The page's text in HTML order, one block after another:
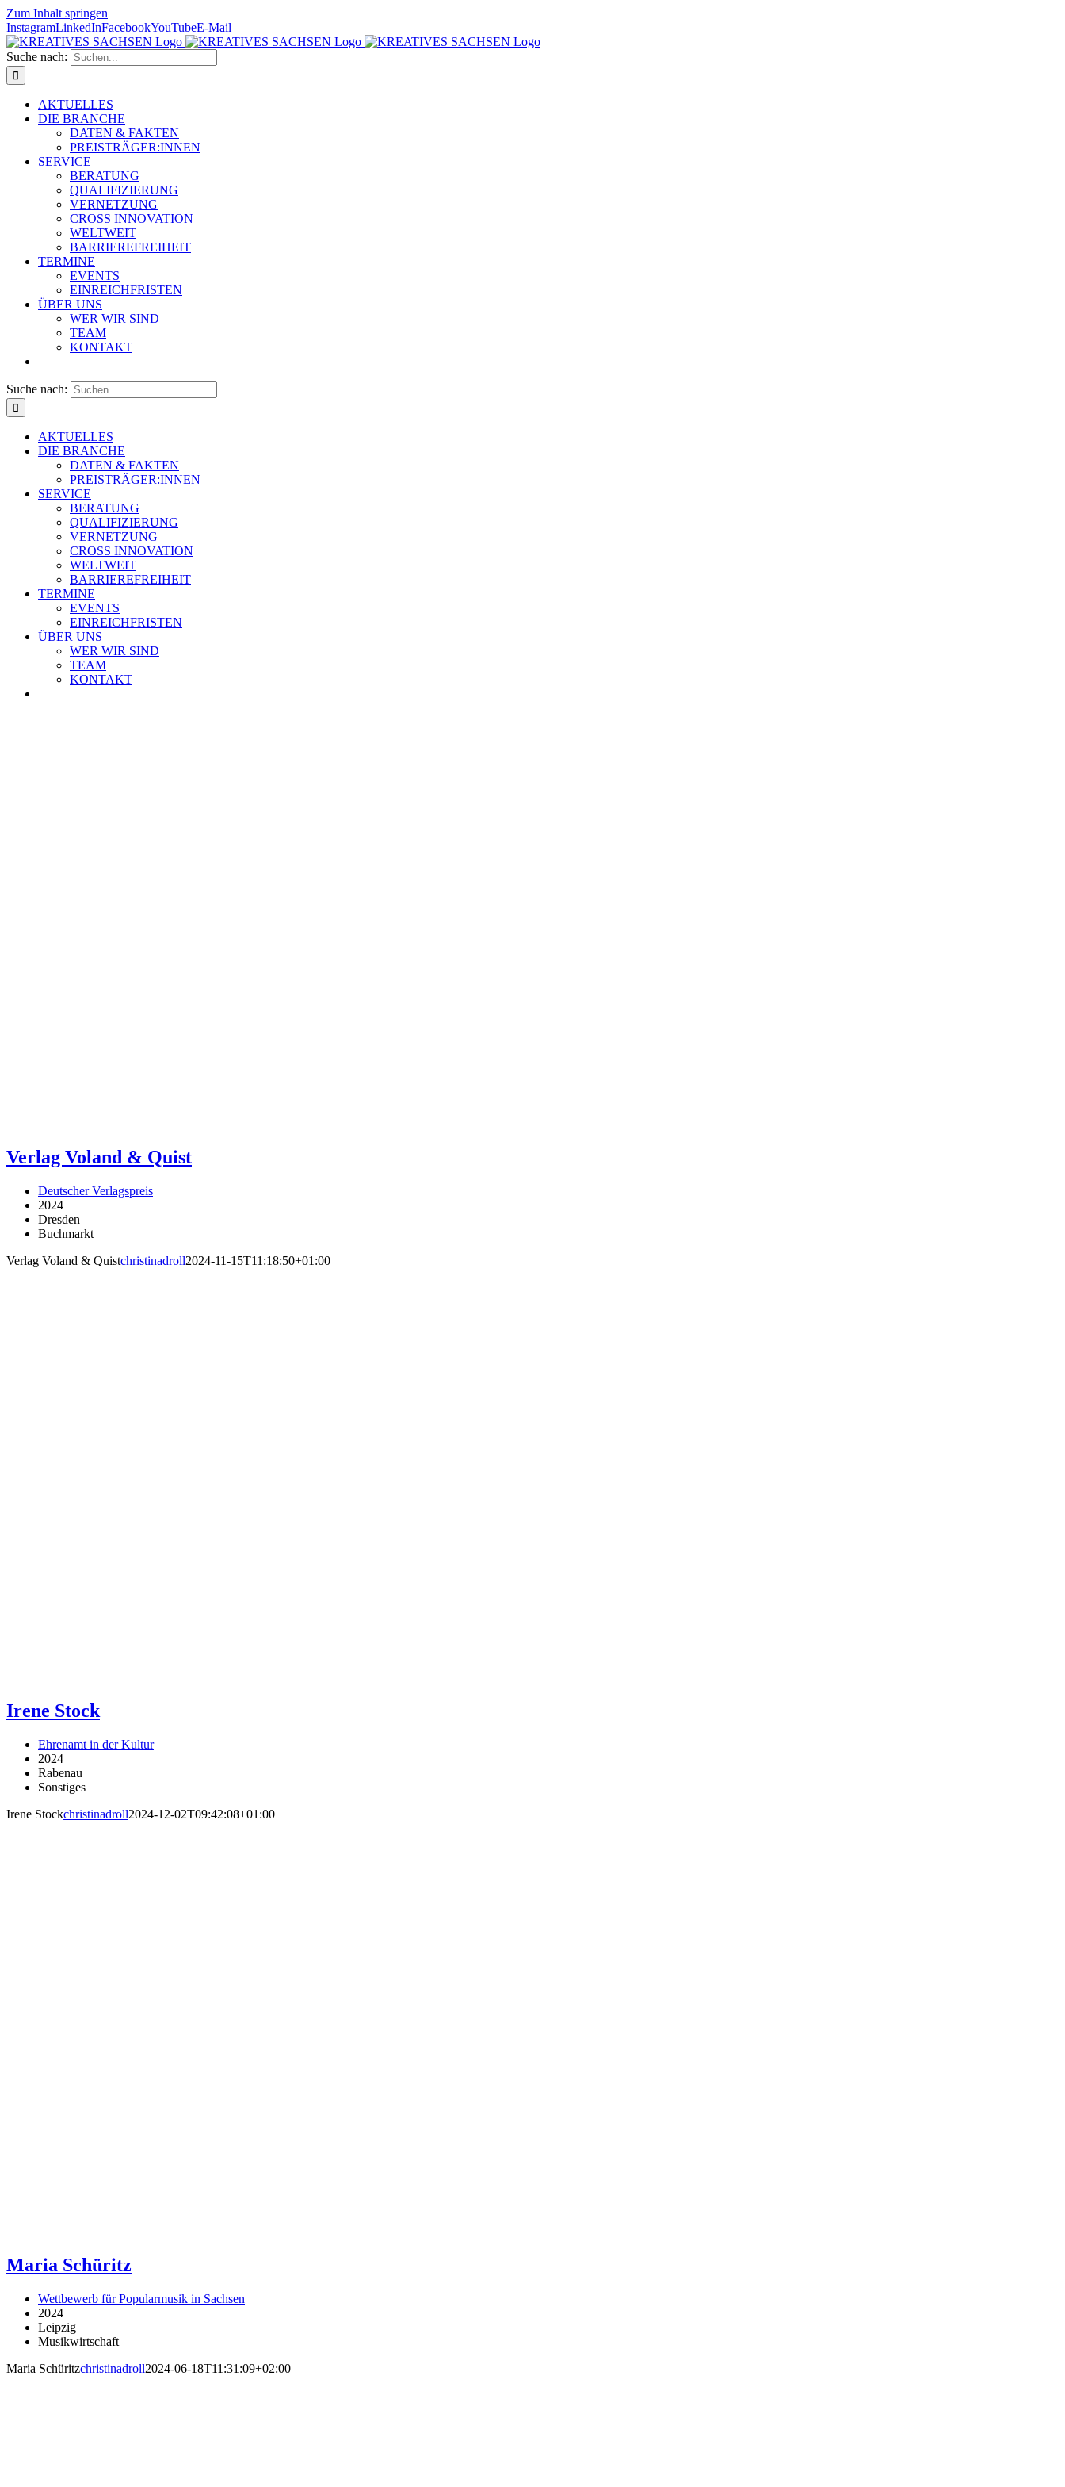
Zum Inhalt springen
InstagramLinkedInFacebookYouTubeE-Mail
Suche nach:
AKTUELLES
DIE BRANCHE
DATEN & FAKTEN
PREISTRÄGER:INNEN
SERVICE
BERATUNG
QUALIFIZIERUNG
VERNETZUNG
CROSS INNOVATION
WELTWEIT
BARRIEREFREIHEIT
TERMINE
EVENTS
EINREICHFRISTEN
ÜBER UNS
WER WIR SIND
TEAM
KONTAKT
Suche nach:
AKTUELLES
DIE BRANCHE
DATEN & FAKTEN
PREISTRÄGER:INNEN
SERVICE
BERATUNG
QUALIFIZIERUNG
VERNETZUNG
CROSS INNOVATION
WELTWEIT
BARRIEREFREIHEIT
TERMINE
EVENTS
EINREICHFRISTEN
ÜBER UNS
WER WIR SIND
TEAM
KONTAKT
Verlag Voland & Quist
Deutscher Verlagspreis
2024
Dresden
Buchmarkt
Verlag Voland & Quistchristinadroll2024-11-15T11:18:50+01:00
Irene Stock
Ehrenamt in der Kultur
2024
Rabenau
Sonstiges
Irene Stockchristinadroll2024-12-02T09:42:08+01:00
Maria Schüritz
Wettbewerb für Popularmusik in Sachsen
2024
Leipzig
Musikwirtschaft
Maria Schüritzchristinadroll2024-06-18T11:31:09+02:00